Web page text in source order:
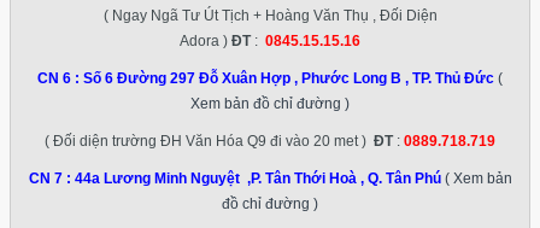
( Ngay Ngã Tư Út Tịch + Hoàng Văn Thụ , Đối Diện
Adora ) ĐT: 0845.15.15.16
CN 6 : Số 6 Đường 297 Đỗ Xuân Hợp , Phước Long B , TP. Thủ Đức (
Xem bản đồ chỉ đường )
( Đối diện trường ĐH Văn Hóa Q9 đi vào 20 met ) ĐT: 0889.718.719
CN 7 : 44a Lương Minh Nguyệt ,P. Tân Thới Hoà , Q. Tân Phú ( Xem bản
đồ chỉ đường )